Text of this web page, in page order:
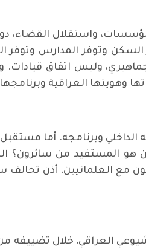
واستقلال القضاء،
وتوفر المدارس
وليس اتفاق
وهويتها العراقية
الداخلي وبرنامجه. أما
هو المستفيد من سائرون؟
مع العلمانيين، أذن